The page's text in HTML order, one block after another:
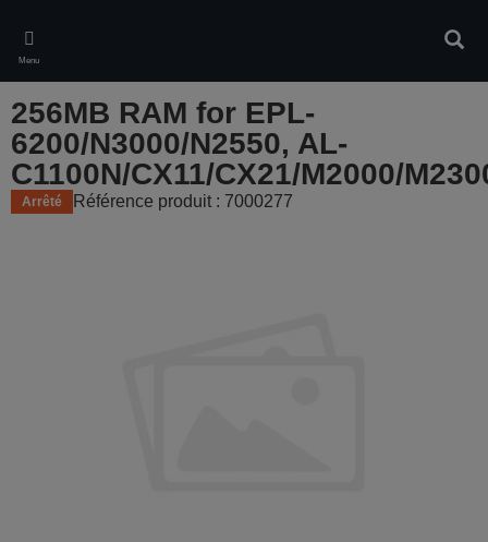
main
content
Menu
256MB RAM for EPL-
6200/N3000/N2550, AL-
C1100N/CX11/CX21/M2000/
Arrêté Référence produit : 7000277